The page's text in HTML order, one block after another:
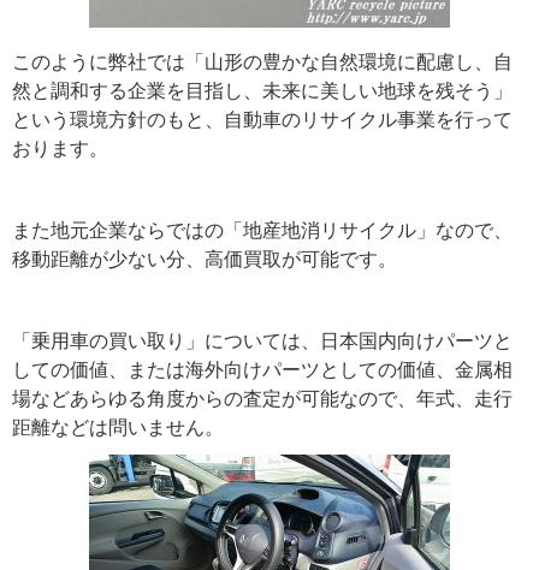
このように弊社では「山形の豊かな自然環境に配慮し、自
然と調和する企業を目指し、未来に美しい地球を残そう」
という環境方針のもと、自動車のリサイクル事業を行って
おります。
また地元企業ならではの「地産地消リサイクル」なので、
移動距離が少ない分、高価買取が可能です。
「乗用車の買い取り」については、日本国内向けパーツと
しての価値、または海外向けパーツとしての価値、金属相
場などあらゆる角度からの査定が可能なので、年式、走行
距離などは問いません。